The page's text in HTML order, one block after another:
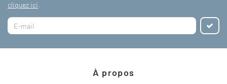
cliquez ici.
À propos